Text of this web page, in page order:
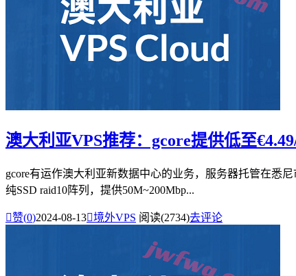
澳大利亚VPS推荐：gcore提供低至
gcore有运作澳大利亚新数据中心的业务，服务器托管在悉
纯SSD raid10阵列，提供50M~200Mbp...
赞(0)2024-08-13境外VPS 阅读(2734)去评论